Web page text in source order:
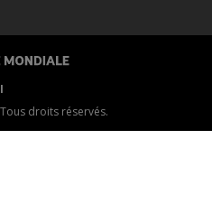
droits réservés.